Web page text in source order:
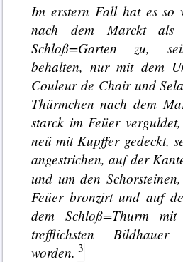
Im erstern Fall hat es so
nach dem Marckt als
Schloß=Garten zu,
behalten, nur mit dem
Couleur de Chairund
Thürmchen nach dem
starck im Feüer
neü mit Kupffer gedeckt,
angestrichen, auf der
und um den
Feüer bronzirtund auf
dem Schloß=Thurm
trefflichsten
worden.